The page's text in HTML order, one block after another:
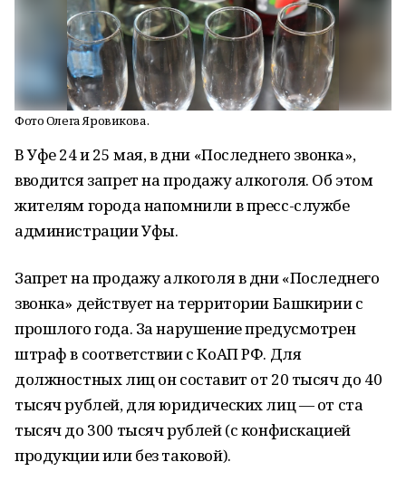
Фото Олега Яровикова.
В Уфе 24 и 25 мая, в дни «Последнего звонка»,
вводится запрет на продажу алкоголя. Об этом
жителям города напомнили в пресс-службе
администрации Уфы.
Запрет на продажу алкоголя в дни «Последнего
звонка» действует на территории Башкирии с
прошлого года. За нарушение предусмотрен
штраф в соответствии с КоАП РФ. Для
должностных лиц он составит от 20 тысяч до 40
тысяч рублей, для юридических лиц — от ста
тысяч до 300 тысяч рублей (с конфискацией
продукции или без таковой).